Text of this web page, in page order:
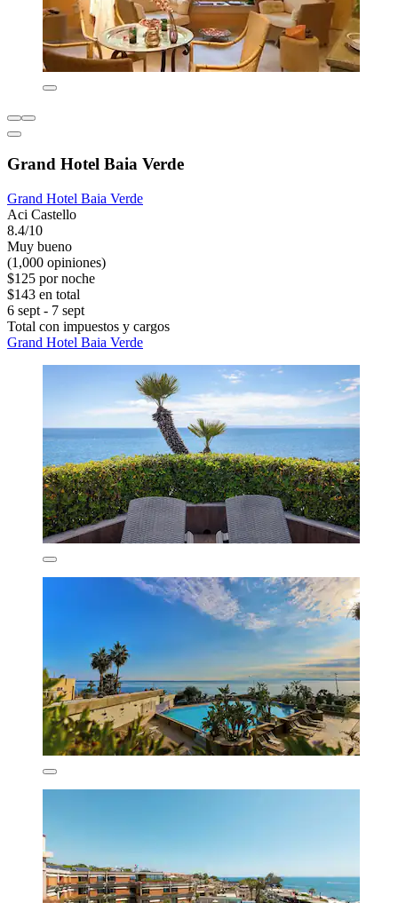
Grand Hotel Baia Verde
Grand Hotel Baia Verde
Aci Castello
8.4/10
Muy bueno
(1,000 opiniones)
$125 por noche
$143 en total
6 sept - 7 sept
Total con impuestos y cargos
Grand Hotel Baia Verde